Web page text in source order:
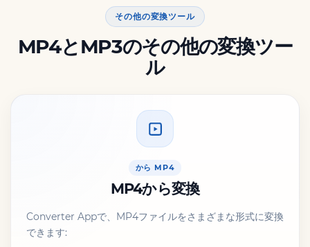
その他の変換ツール
MP4とMP3のその他の変換ツー
ル
から MP4
MP4から変換
Converter Appで、MP4ファイルをさまざまな形式に変換
できます: